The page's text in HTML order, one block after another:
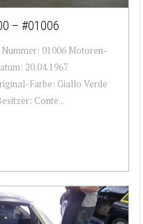
– #01006
01006 Motoren-
20.04.1967
Farbe: Giallo Verde
Conte...